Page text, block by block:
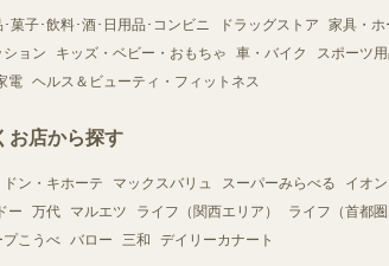
･菓子･飲料･酒･日用品･コンビニ ドラッグストア
家具・ホ
ション キッズ・ベビー・おもちゃ 車・バイク
スポーツ
電 ヘルス＆ビューティ・フィットネス
お店から探す
ドン・キホーテ マックスバリュ スーパーみらべる
イオン
ー
万代 マルエツ ライフ（関西エリア）
ライフ（首都圏
プこうべ バロー 三和 デイリーカナート